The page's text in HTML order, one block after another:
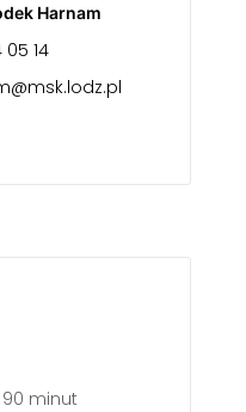
Harnam
14
minut